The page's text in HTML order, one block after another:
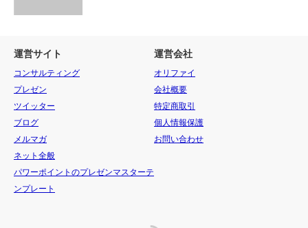
運営サイト
コンサルティング
プレゼン
ツイッター
ブログ
メルマガ
ネット全般
パワーポイントのプレゼンマスターテ
ンプレート
運営会社
オリファイ
会社概要
特定商取引
個人情報保護
お問い合わせ